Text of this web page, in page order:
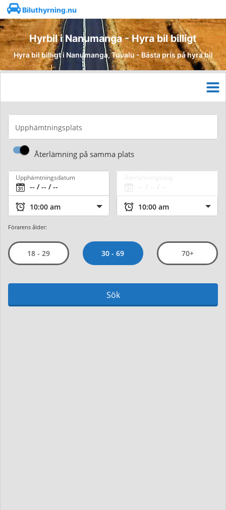
Biluthyrning.nu
Hyrbil i Nanumanga - Hyra bil billigt
Hyra bil billigt i Nanumanga, Tuvalu - Bästa pris på hyra bil
Upphämtningsplats
Återlämning på samma plats
Upphämtningsdatum
Förarens ålder:
18 - 29 30 - 69 70+
Sök